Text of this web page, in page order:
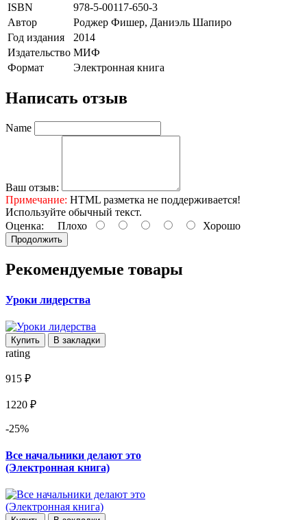
ISBN
978-5-00117-650-3
Автор
Роджер Фишер, Даниэль Шапиро
Год издания
2014
Издательство МИФ
Формат
Электронная книга
Написать отзыв
Name
Ваш отзыв:
Примечание: HTML разметка не поддерживается!
Используйте обычный текст.
Оценка: Плохо Хорошо
Продолжить
Рекомендуемые товары
Уроки лидерства
Купить В закладки
rating
915 ₽
1220 ₽
-25%
Все начальники делают это
(Электронная книга)